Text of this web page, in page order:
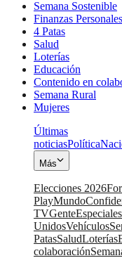
Semana Sostenible
Finanzas Personales
4 Patas
Salud
Loterías
Educación
Contenido en
Semana Rural
Mujeres
Últimas
noticiasPolítica
Más
Elecciones 2026
PlayMundo
TVGenteEspeciales
UnidosVehículos
PatasSaludLoterías
colaboración